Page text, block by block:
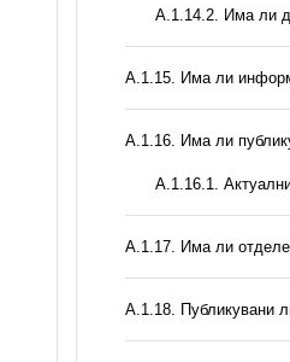
A.1.14.2. Има ли
А.1.15. Има ли
А.1.16. Има ли
A.1.16.1.
А.1.17. Има ли
А.1.18. Публикувани